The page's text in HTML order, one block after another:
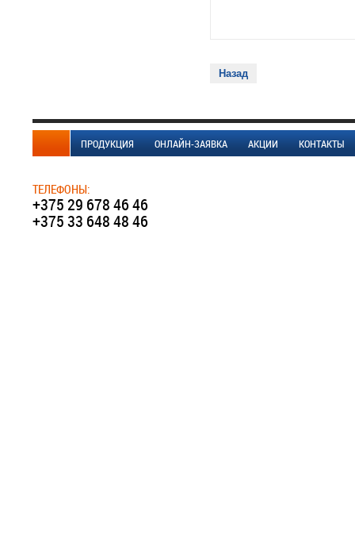
Назад
ПРОДУКЦИЯ ОНЛАЙН-ЗАЯВКА АКЦИИ КОНТАКТЫ
ТЕЛЕФОНЫ:
+375 29 678 46 46
+375 33 648 48 46